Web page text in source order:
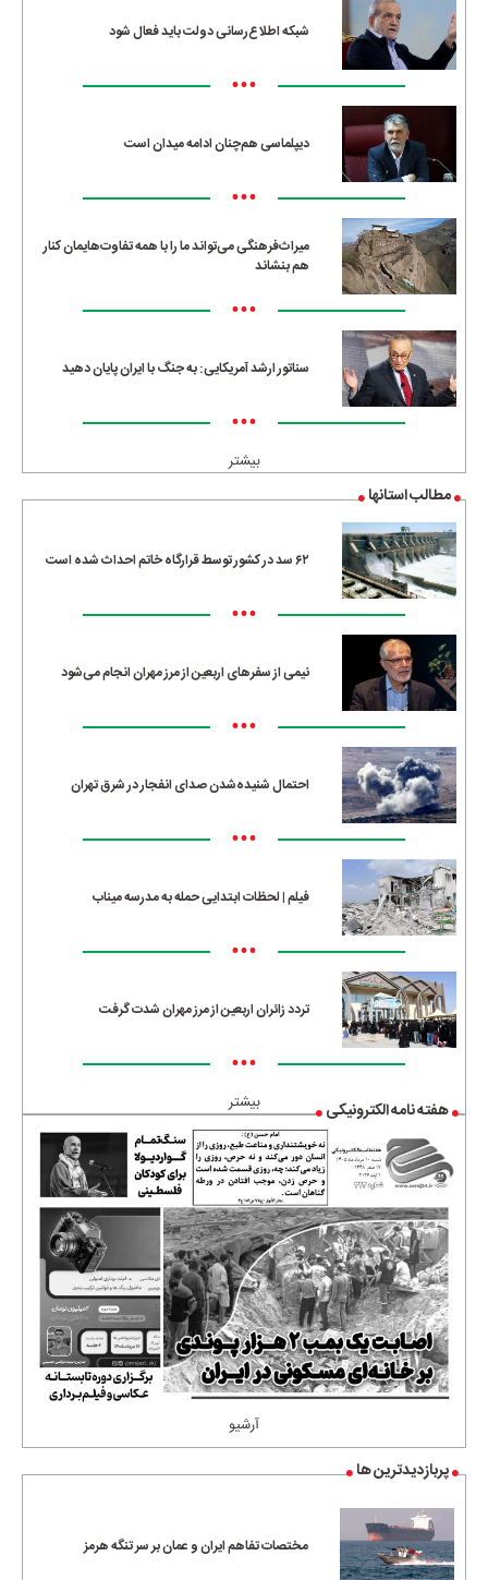
شبکه اطلاع‌رسانی دولت باید فعال شود
•••
دیپلماسی هم‌چنان ادامه میدان است
•••
میراث‌فرهنگی می‌تواند ما را با همه تفاوت‌هایمان کنار
هم بنشاند
•••
سناتور ارشد آمریکایی: به جنگ با ایران پایان دهید
•••
بیشتر
مطالب استانها
۶۲ سد در کشور توسط قرارگاه خاتم احداث شده است
•••
نیمی از سفرهای اربعین از مرز مهران انجام می‌شود
•••
احتمال شنیده‌شدن صدای انفجار در شرق تهران
•••
فیلم | لحظات ابتدایی حمله به مدرسه میناب
•••
تردد زائران اربعین از مرز مهران شدت گرفت
•••
بیشتر هفته نامه الکترونیکی
آرشیو
پربازدیدترین ها
مختصات تفاهم ایران و عمان بر سر تنگه هرمز